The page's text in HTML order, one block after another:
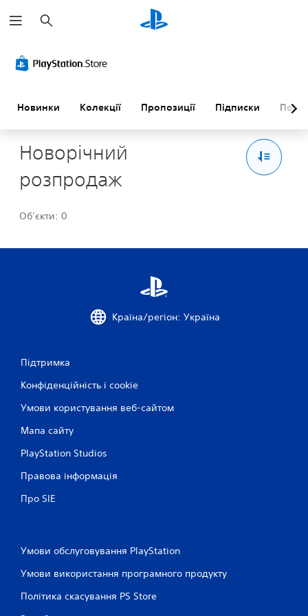
о
ш
Новинки Колекції Пропозиції Підписки
Новорічний
розпродаж
Об’єкти: 0
Країна/регіон: Україна
Підтримка
Конфіденційність і cookie
Умови користування веб-сайтом
Мапа сайту
PlayStation Studios
Правова інформація
Про SIE
Умови обслуговування PlayStation
Умови використання програмного продукту
Політика скасування PS Store